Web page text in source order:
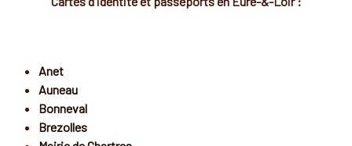
Anet
Auneau
Bonneval
Brezolles